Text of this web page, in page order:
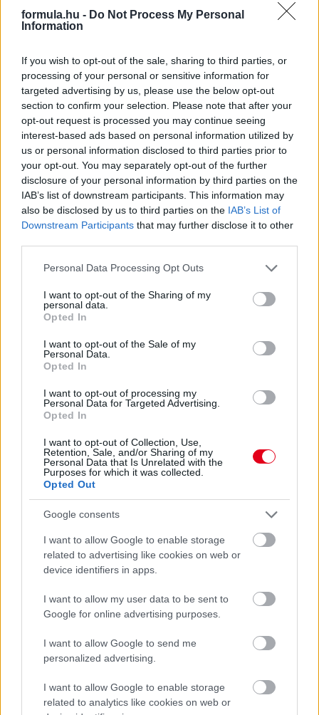
formula.hu - Do Not Process My Personal
Information
If you wish to opt-out of the sale, sharing to third parties, or
processing of your personal or sensitive information for
targeted advertising by us, please use the below opt-out
section to confirm your selection. Please note that after your
opt-out request is processed you may continue seeing
interest-based ads based on personal information utilized by
us or personal information disclosed to third parties prior to
your opt-out. You may separately opt-out of the further
disclosure of your personal information by third parties on the
IAB’s list of downstream participants. This information may
also be disclosed by us to third parties on the IAB’s List of
Downstream Participants that may further disclose it to other
Please note that this website/app uses one or more Google
not limited to your visit or usage behaviour. You may click to
grant or deny consent to Google and its third-party tags to
use your data for below specified purposes in below Google
consent section.
Personal Data Processing Opt Outs
I want to opt-out of the Sharing of my
personal data.
Opted In
I want to opt-out of the Sale of my
Personal Data.
Opted In
I want to opt-out of processing my
Personal Data for Targeted Advertising.
Opted In
I want to opt-out of Collection, Use,
Retention, Sale, and/or Sharing of my
Personal Data that Is Unrelated with the
Purposes for which it was collected.
Opted Out
Google consents
I want to allow Google to enable storage
related to advertising like cookies on web or
device identifiers in apps.
I want to allow my user data to be sent to
Google for online advertising purposes.
I want to allow Google to send me
personalized advertising.
I want to allow Google to enable storage
related to analytics like cookies on web or
11 napja
Wolff: Ezek a versenymérnökök olyanok, mint a
Teletabik!
Nemcsak a pórul járt Oscar Piastri akadt ki Carlos Sainz
manővere, és az egész szituáció miatt – az ausztrál
elfogadhatatlannak nevezte, hogy „egy mezőny végi versenyző
hülyesége” miatt elbukta a vezető helyet –, hanem szélesebb
körben is vihart kavartak a történtek. Sainz elmondása szerint
nem működött a rendszer, ami a kormánykijelzőn a kék zászlót
magának az F1.
„Az, hogy a zászlós rendszer nem működött, és a mezőny
végén lévő autók védekezni kezdtek Lewis és Kimi ellen,
elfogadhatatlan” – fogalmazott. „Gyalázatos produkció ez a
és nem szólnak a versenyzőiknek, hogy mi történik mögöttük.”
Mind Wolff, mind Piastri azt reméli a történtek után, hogy a
amit a kijelzőjükön látnak, hanem körül is néznek egy manőver
Balogh Tamás